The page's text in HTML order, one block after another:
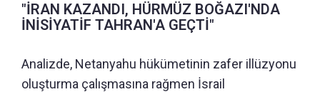
"İRAN KAZANDI, HÜRMÜZ BOĞAZI'NDA
İNİSİYATİF TAHRAN'A GEÇTİ"
Analizde, Netanyahu hükümetinin zafer illüzyonu
oluşturma çalışmasına rağmen İsrail